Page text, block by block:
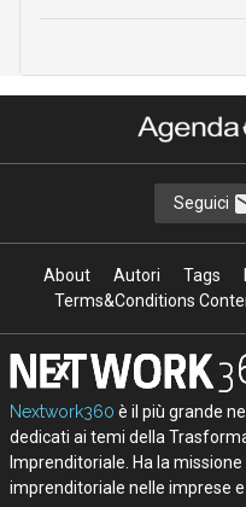
Seguici
About Autori Tags
Terms&Conditions
Nextwork360 è il più grande
dedicati ai temi della
Imprenditoriale. Ha la
imprenditoriale nelle imprese